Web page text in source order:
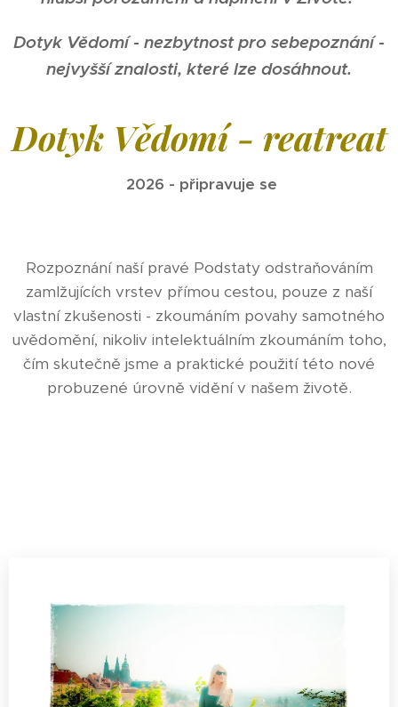
Dotyk Vědomí - nezbytnost pro sebepoznání -
nejvyšší znalosti, které lze dosáhnout.
Dotyk Vědomí - reatreat
2026 - připravuje se
Rozpoznání naší pravé Podstaty odstraňováním
zamlžujících vrstev přímou cestou, pouze z naší
vlastní zkušenosti - zkoumáním povahy samotného
uvědomění, nikoliv intelektuálním zkoumáním toho,
čím skutečně jsme a praktické použití této nové
probuzené úrovně vidění v našem životě.